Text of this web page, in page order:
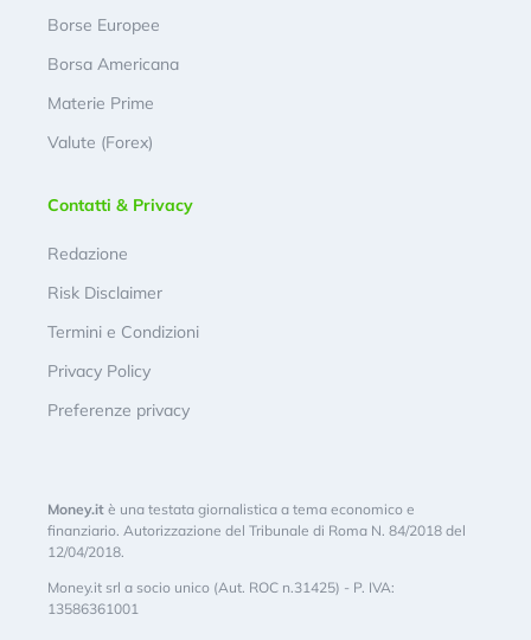
Borse Europee
Borsa Americana
Materie Prime
Valute (Forex)
Contatti & Privacy
Redazione
Risk Disclaimer
Termini e Condizioni
Privacy Policy
Preferenze privacy
Money.it è una testata giornalistica a tema economico e
finanziario. Autorizzazione del Tribunale di Roma N. 84/2018 del
12/04/2018.
Money.it srl a socio unico (Aut. ROC n.31425) - P. IVA:
13586361001